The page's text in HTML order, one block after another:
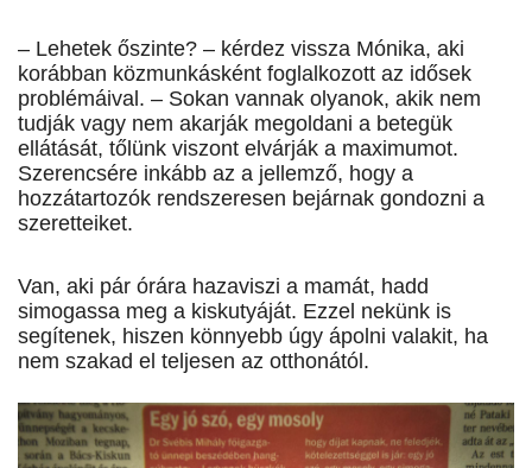
– Lehetek őszinte? – kérdez vissza Mónika, aki
korábban közmunkásként foglalkozott az idősek
problémáival. – Sokan vannak olyanok, akik nem
tudják vagy nem akarják megoldani a betegük
ellátását, tőlünk viszont elvárják a maximumot.
Szerencsére inkább az a jellemző, hogy a
hozzátartozók rendszeresen bejárnak gondozni a
szeretteiket.
Van, aki pár órára hazaviszi a mamát, hadd
simogassa meg a kiskutyáját. Ezzel nekünk is
segítenek, hiszen könnyebb úgy ápolni valakit, ha
nem szakad el teljesen az otthonától.